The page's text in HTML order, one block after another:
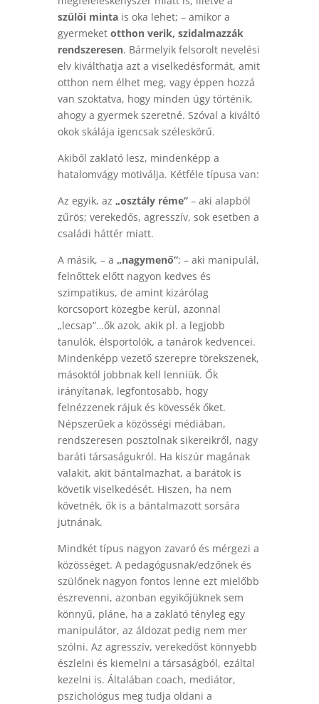
szülői mintais oka lehet; – amikor a
gyermeket otthon verik, szidalmazzák
rendszeresen. Bármelyik felsorolt nevelési
elv kiválthatja azt a viselkedésformát, amit
otthon nem élhet meg, vagy éppen hozzá
van szoktatva, hogy minden úgy történik,
ahogy a gyermek szeretné. Szóval a kiváltó
okok skálája igencsak széleskörű.
Akiből zaklató lesz, mindenképp a
hatalomvágy motiválja. Kétféle típusa van:
Az egyik, az „osztály réme”– aki alapból
zűrös; verekedős, agresszív, sok esetben a
családi háttér miatt.
A másik, – a „nagymenő”; – aki manipulál,
felnőttek előtt nagyon kedves és
szimpatikus, de amint kizárólag
korcsoport közegbe kerül, azonnal
„lecsap”…ők azok, akik pl. a legjobb
tanulók, élsportolók, a tanárok kedvencei.
Mindenképp vezető szerepre törekszenek,
másoktól jobbnak kell lenniük. Ők
irányítanak, legfontosabb, hogy
felnézzenek rájuk és kövessék őket.
Népszerűek a közösségi médiában,
rendszeresen posztolnak sikereikről, nagy
baráti társaságukról. Ha kiszúr magának
valakit, akit bántalmazhat, a barátok is
követik viselkedését. Hiszen, ha nem
követnék, ők is a bántalmazott sorsára
jutnának.
Mindkét típus nagyon zavaró és mérgezi a
közösséget. A pedagógusnak/edzőnek és
szülőnek nagyon fontos lenne ezt mielőbb
észrevenni, azonban egyikőjüknek sem
könnyű, pláne, ha a zaklató tényleg egy
manipulátor, az áldozat pedig nem mer
szólni. Az agresszív, verekedőst könnyebb
észlelni és kiemelni a társaságból, ezáltal
kezelni is. Általában coach, mediátor,
pszichológus meg tudja oldani a